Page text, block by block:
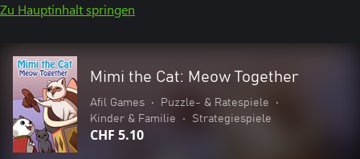
Zu Hauptinhalt springen
Mimi the Cat: Meow Together
Afil Games • Puzzle- & Ratespiele
•
Kinder & Familie
• Strategiespiele
CHF 5.10